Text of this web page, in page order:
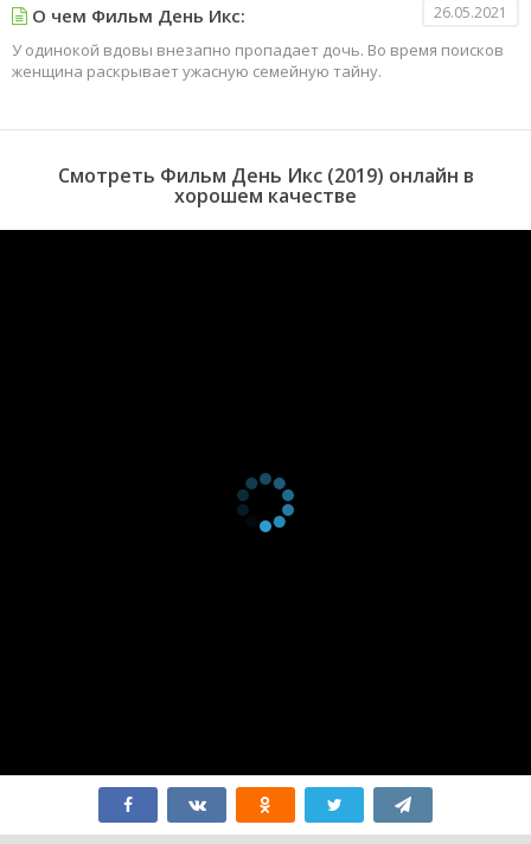
О чем Фильм День Икс: 26.05.2021
У одинокой вдовы внезапно пропадает дочь. Во время поисков
женщина раскрывает ужасную семейную тайну.
Смотреть Фильм День Икс (2019) онлайн в
хорошем качестве